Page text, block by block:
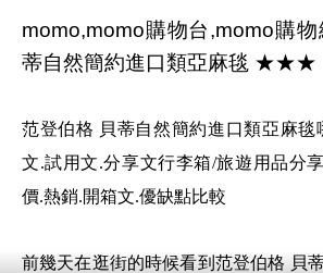
momo,momo購物台,momo購
蒂自然簡約進口類亞麻毯 ★★★
范登伯格 貝蒂自然簡約進口類亞麻毯
文.試用文.分享文行李箱/旅遊用品分
價.熱銷.開箱文.優缺點比較
前幾天在逛街的時候看到范登伯格 貝